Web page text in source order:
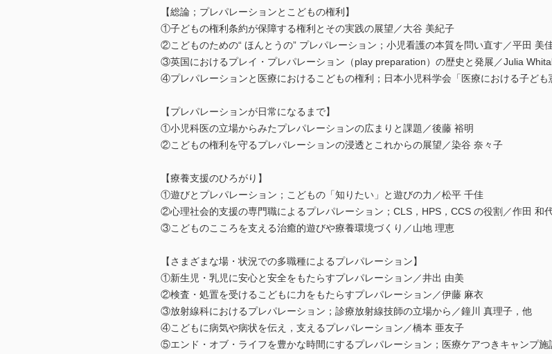
【総論；プレパレーションとこどもの権利】
①子どもの権利条約が保障する権利とその実践の展望／大谷 美紀子
②こどものための“ ほんとうの” プレパレーション；小児看護の本質を問い直す／平田 美
③英国におけるプレイ・プレパレーション（play preparation）の歴史と発展／Julia
④プレパレーションと医療におけるこどもの権利；日本小児科学会「医療における子ど
【プレパレーションが日常になるまで】
①小児科医の立場からみたプレパレーションの広まりと課題／後藤 裕明
②こどもの権利を守るプレパレーションの浸透とこれからの展望／染谷 奈々子
【療養支援のひろがり】
①遊びとプレパレーション；こどもの「知りたい」と遊びの力／松平 千佳
②心理社会的支援の専門職によるプレパレーション；CLS，HPS，CCS の役割／作田 和
③こどものこころを支える治癒的遊びや療養環境づくり／山地 理恵
【さまざまな場・状況での多職種によるプレパレーション】
①新生児・乳児に安心と安全をもたらすプレパレーション／井出 由美
②検査・処置を受けるこどもに力をもたらすプレパレーション／伊藤 麻衣
③放射線科におけるプレパレーション；診療放射線技師の立場から／鐘川 真理子，他
④こどもに病気や病状を伝え，支えるプレパレーション／橋本 亜友子
⑤エンド・オブ・ライフを豊かな時間にするプレパレーション；医療ケアつきキャンプ